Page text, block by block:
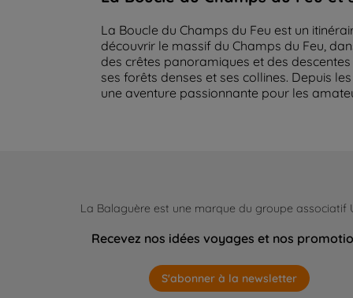
La Boucle du Champs du Feu est un
découvrir le massif du Champs du Feu,
des crêtes panoramiques et des
ses forêts denses et ses collines. Depuis
une aventure passionnante pour les
La Balaguère est une marque du groupe associatif
Recevez nos idées voyages et nos
S'abonner à la newsletter